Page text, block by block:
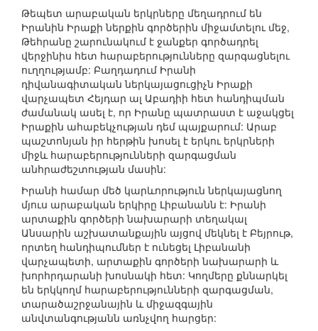
Թեպետ արաբական երկրները մեղադրում են
Իրանին Իրաքի ներքին գործերին միջամտելու մեջ,
Թեհրանը շարունակում է ջանքեր գործադրել
վերջինիս հետ հարաբերությունները զարգացնելու
ուղղությամբ: Բաղդադում Իրանի
դիվանագիտական ներկայացուցիչն Իրաքի
վարչապետ Հեյդար ալ Աբադիի հետ հանդիպման
ժամանակ ասել է, որ Իրանը պատրաստ է աջակցել
Իրաքին ահաբեկչության դեմ պայքարում: Արաբ
պաշտոնյան իր հերթին խոսել է երկու երկրների
միջև հարաբերությունների զարգացման
անհրաժեշտության մասին:
Իրանի համար մեծ կարևորություն ներկայացնող
մյուս արաբական երկիրը Լիբանանն է: Իրանի
արտաքին գործերի նախարարի տեղակալ
Անսարին աշխատանքային այցով մեկնել է Բեյրութ,
որտեղ հանդիպումներ է ունեցել Լիբանանի
վարչապետի, արտաքին գործերի նախարարի և
խորհրդարանի խոսնակի հետ: Կողմերը քննարկել
են երկկողմ հարաբերությունների զարգացման,
տարածաշրջանային և միջազգային
անվտանգությանն առնչվող հարցեր: